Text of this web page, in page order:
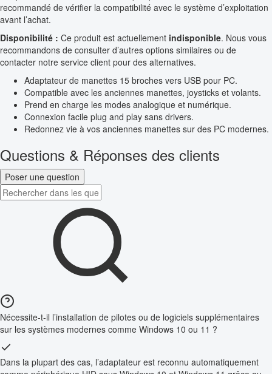
recommandé de vérifier la compatibilité avec le système d’exploitation
avant l’achat.
Disponibilité : Ce produit est actuellement indisponible. Nous vous
recommandons de consulter d’autres options similaires ou de
contacter notre service client pour des alternatives.
Adaptateur de manettes 15 broches vers USB pour PC.
Compatible avec les anciennes manettes, joysticks et volants.
Prend en charge les modes analogique et numérique.
Connexion facile plug and play sans drivers.
Redonnez vie à vos anciennes manettes sur des PC modernes.
Questions & Réponses des clients
Poser une question
Nécessite-t-il l’installation de pilotes ou de logiciels supplémentaires
sur les systèmes modernes comme Windows 10 ou 11 ?
Dans la plupart des cas, l’adaptateur est reconnu automatiquement